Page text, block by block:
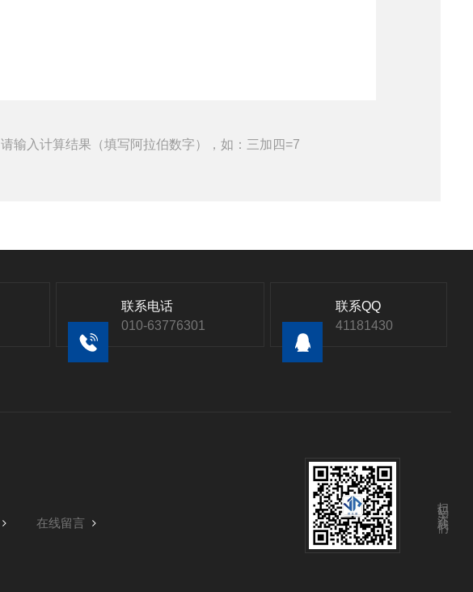
请输入计算结果（填写阿拉伯数字），如：三加四=7
联系电话
010-63776301
联系QQ
41181430
在线留言
扫码关注我们